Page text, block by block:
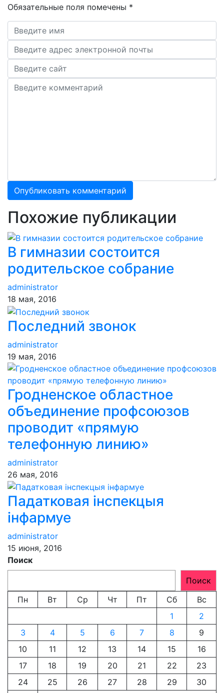
Обязательные поля помечены *
Похожие публикации
В гимназии состоится
родительское собрание
administrator
18 мая, 2016
Последний звонок
administrator
19 мая, 2016
Гродненское областное
объединение профсоюзов
проводит «прямую
телефонную линию»
administrator
26 мая, 2016
Падатковая інспекцыя
інфармуе
administrator
15 июня, 2016
Поиск
Поиск
Пн Вт Ср Чт Пт Сб
Вс
1
2
3
4 5 6 7 8
9
10
11 12 13 14 15
16
17
18 19 20 21 22
23
24
25 26 27 28 29
30